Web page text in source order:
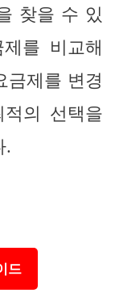
찾을 수 있
를 비교해
금제를 변경
의 선택을
.
드